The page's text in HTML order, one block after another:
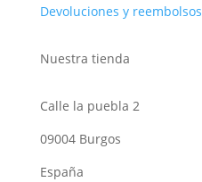
Devoluciones y reembolsos
Nuestra tienda
Calle la puebla 2
09004 Burgos
España